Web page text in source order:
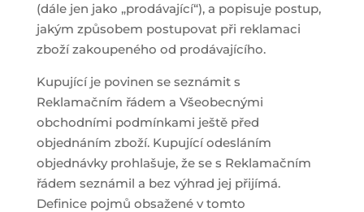
(dále jen jako „prodávající“), a popisuje postup,
jakým způsobem postupovat při reklamaci
zboží zakoupeného od prodávajícího.
Kupující je povinen se seznámit s
Reklamačním řádem a Všeobecnými
obchodními podmínkami ještě před
objednáním zboží. Kupující odesláním
objednávky prohlašuje, že se s Reklamačním
řádem seznámil a bez výhrad jej přijímá.
Definice pojmů obsažené v tomto